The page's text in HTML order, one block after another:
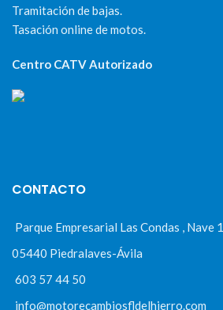
Tramitación de bajas.
Tasación online de motos.
Centro CATV Autorizado
CONTACTO
Parque Empresarial Las Condas , Nave 1
05440 Piedralaves-Ávila
603 57 44 50
info@motorecambiosfldelhierro.com